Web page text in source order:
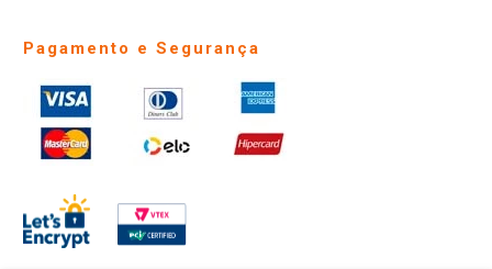
Pagamento e Segurança